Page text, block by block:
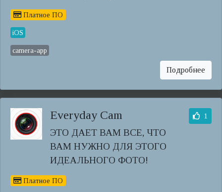
Платное ПО
iOS
camera-app
Подробнее
Everyday Cam
ЭТО ДАЕТ ВАМ ВСЕ, ЧТО
ВАМ НУЖНО ДЛЯ ЭТОГО
ИДЕАЛЬНОГО ФОТО!
1
Платное ПО